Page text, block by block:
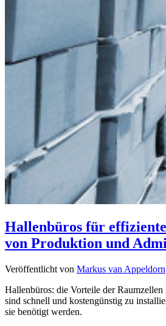
Hallenbüros für
von Produktion und
Veröffentlicht von Markus van Appeldorn
Hallenbüros: die Vorteile der
sind schnell und kostengünstig zu
sie benötigt werden.